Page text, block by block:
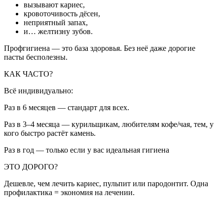
вызывают кариес,
кровоточивость дёсен,
неприятный запах,
и… желтизну зубов.
Профгигиена — это база здоровья. Без неё даже дорогие
пасты бесполезны.
КАК ЧАСТО?
Всё индивидуально:
Раз в 6 месяцев — стандарт для всех.
Раз в 3–4 месяца — курильщикам, любителям кофе/чая, тем, у
кого быстро растёт камень.
Раз в год — только если у вас идеальная гигиена
ЭТО ДОРОГО?
Дешевле, чем лечить кариес, пульпит или пародонтит. Одна
профилактика = экономия на лечении.